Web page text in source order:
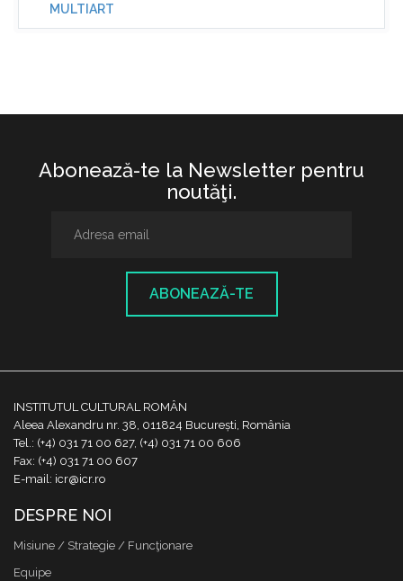
MULTIART
Abonează-te la Newsletter pentru
noutăţi.
ABONEAZĂ-TE
INSTITUTUL CULTURAL ROMÂN
Aleea Alexandru nr. 38, 011824 București, România
Tel.: (+4) 031 71 00 627, (+4) 031 71 00 606
Fax: (+4) 031 71 00 607
E-mail: icr@icr.ro
DESPRE NOI
Misiune / Strategie / Funcţionare
Equipe